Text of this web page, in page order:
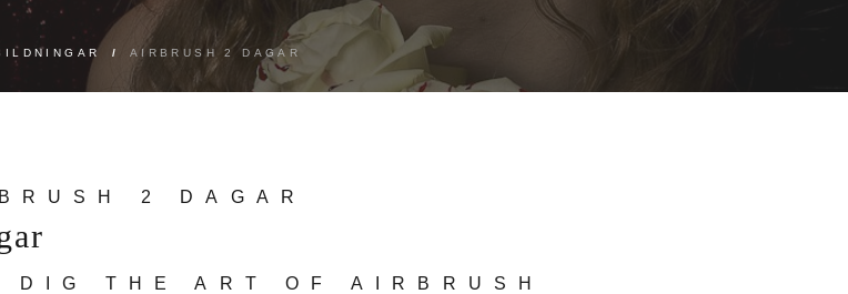
/ AIRBRUSH 2 DAGAR
2 DAGAR
DIG THE ART OF AIRBRUSH